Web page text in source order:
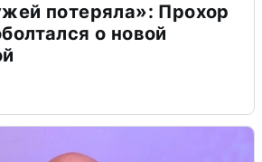
потеряла»: Прохор
о новой